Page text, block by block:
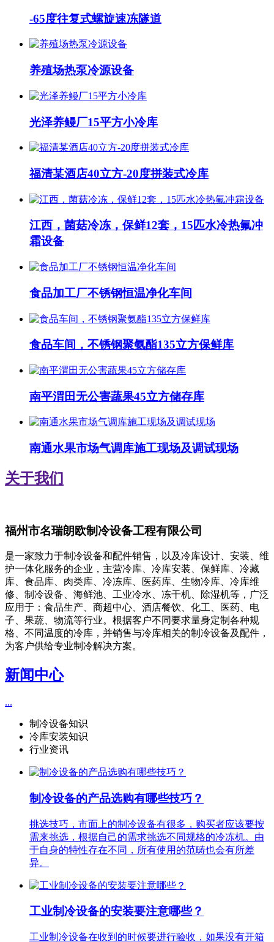
-65度往复式螺旋速冻隧道
养殖场热泵冷源设备
光泽养鳗厂15平方小冷库
福清某酒店40立方-20度拼装式冷库
江西，菌菇冷冻，保鲜12套，15匹水冷热氟冲
霜设备
食品加工厂不锈钢恒温净化车间
食品车间，不锈钢聚氨酯135立方保鲜库
南平渭田无公害蔬果45立方储存库
南通水果市场气调库施工现场及调试现场
关于我们
福州市名瑞朗欧制冷设备工程有限公司
是一家致力于制冷设备和配件销售，以及冷库设计、安装、维
护一体化服务的企业，主营冷库、冷库安装、保鲜库、冷藏
库、食品库、肉类库、冷冻库、医药库、生物冷库、冷库维
修、制冷设备、海鲜池、工业冷水、冻干机、除湿机等，广泛
应用于：食品生产、商超中心、酒店餐饮、化工、医药、电
子、果蔬、物流等行业。根据客户不同要求量身定制各种规
格、不同温度的冷库，并销售与冷库相关的制冷设备及配件，
为客户供给专业制冷解决方案。
新闻中心
...
制冷设备知识
冷库安装知识
行业资讯
制冷设备的产品选购有哪些技巧？
挑选技巧，市面上的制冷设备有很多，购买者应该要按
需来挑选，根据自己的需求挑选不同规格的冷冻机。由
于自身的特性存在不同，所有使用的范畴也会有所差
异。
工业制冷设备的安装要注意哪些？
工业制冷设备在收到的时候要进行验收，如果没有开箱